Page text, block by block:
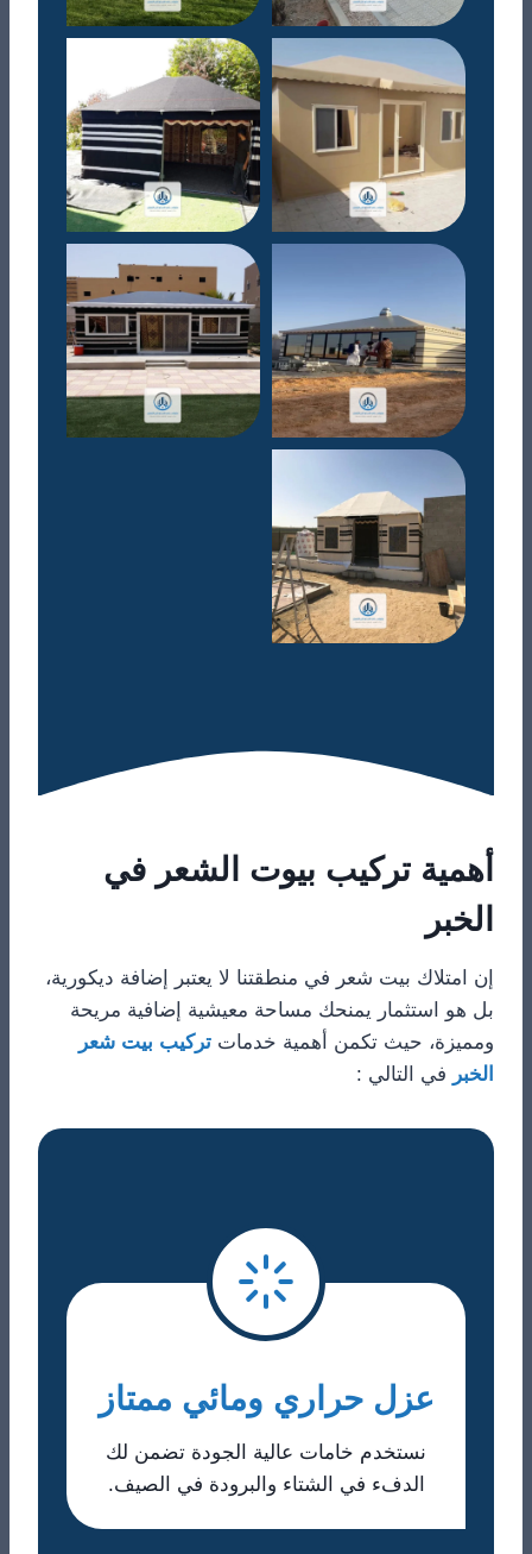
​أهمية تركيب بيوت الشعر في
الخبر
​إن امتلاك بيت شعر في منطقتنا لا يعتبر إضافة ديكورية،
بل هو استثمار يمنحك مساحة معيشية إضافية مريحة
ومميزة، حيث تكمن أهمية خدمات تركيب بيت شعر
الخبر في التالي :
عزل حراري ومائي ممتاز
نستخدم خامات عالية الجودة تضمن لك
الدفء في الشتاء والبرودة في الصيف.